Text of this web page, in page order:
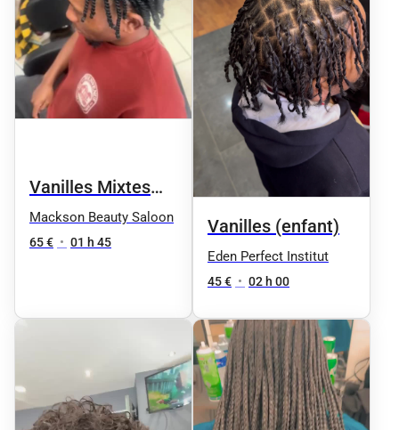
Vanilles Mixtes
(Plaquées &
Libres)
Mackson Beauty Saloon
65 € • 01 h 45
Vanilles (enfant)
Eden Perfect Institut
45 € • 02 h 00